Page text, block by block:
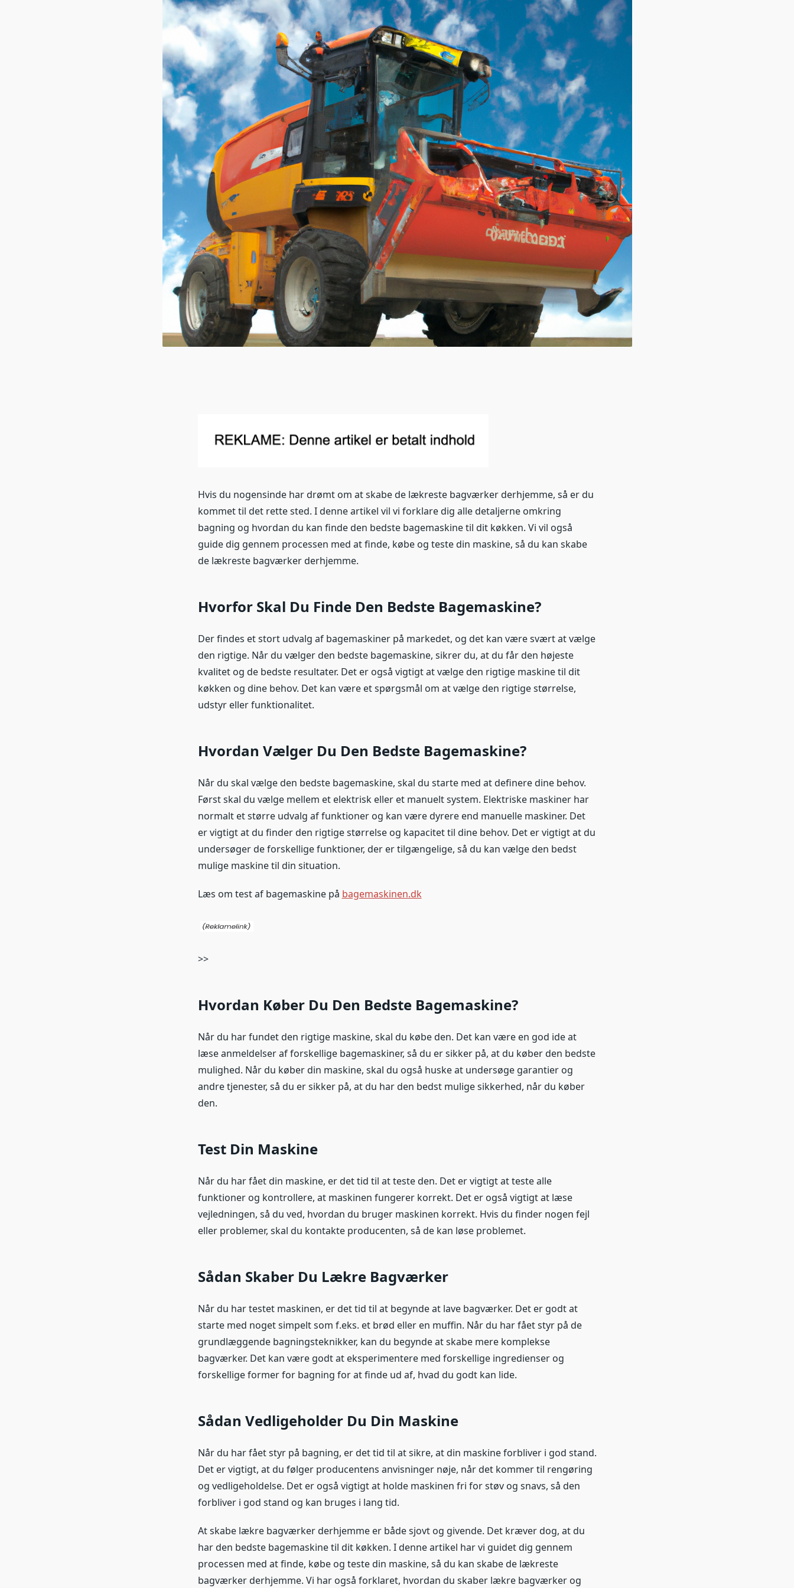
Hvis du nogensinde har drømt om at skabe de lækreste bagværker derhjemme, så er du
kommet til det rette sted. I denne artikel vil vi forklare dig alle detaljerne omkring
bagning og hvordan du kan finde den bedste bagemaskine til dit køkken. Vi vil også
guide dig gennem processen med at finde, købe og teste din maskine, så du kan skabe
de lækreste bagværker derhjemme.
Hvorfor Skal Du Finde Den Bedste Bagemaskine?
Der findes et stort udvalg af bagemaskiner på markedet, og det kan være svært at vælge
den rigtige. Når du vælger den bedste bagemaskine, sikrer du, at du får den højeste
kvalitet og de bedste resultater. Det er også vigtigt at vælge den rigtige maskine til dit
køkken og dine behov. Det kan være et spørgsmål om at vælge den rigtige størrelse,
udstyr eller funktionalitet.
Hvordan Vælger Du Den Bedste Bagemaskine?
Når du skal vælge den bedste bagemaskine, skal du starte med at definere dine behov.
Først skal du vælge mellem et elektrisk eller et manuelt system. Elektriske maskiner har
normalt et større udvalg af funktioner og kan være dyrere end manuelle maskiner. Det
er vigtigt at du finder den rigtige størrelse og kapacitet til dine behov. Det er vigtigt at du
undersøger de forskellige funktioner, der er tilgængelige, så du kan vælge den bedst
mulige maskine til din situation.
Læs om test af bagemaskine på bagemaskinen.dk
>>
Hvordan Køber Du Den Bedste Bagemaskine?
Når du har fundet den rigtige maskine, skal du købe den. Det kan være en god ide at
læse anmeldelser af forskellige bagemaskiner, så du er sikker på, at du køber den bedste
mulighed. Når du køber din maskine, skal du også huske at undersøge garantier og
andre tjenester, så du er sikker på, at du har den bedst mulige sikkerhed, når du køber
den.
Test Din Maskine
Når du har fået din maskine, er det tid til at teste den. Det er vigtigt at teste alle
funktioner og kontrollere, at maskinen fungerer korrekt. Det er også vigtigt at læse
vejledningen, så du ved, hvordan du bruger maskinen korrekt. Hvis du finder nogen fejl
eller problemer, skal du kontakte producenten, så de kan løse problemet.
Sådan Skaber Du Lækre Bagværker
Når du har testet maskinen, er det tid til at begynde at lave bagværker. Det er godt at
starte med noget simpelt som f.eks. et brød eller en muffin. Når du har fået styr på de
grundlæggende bagningsteknikker, kan du begynde at skabe mere komplekse
bagværker. Det kan være godt at eksperimentere med forskellige ingredienser og
forskellige former for bagning for at finde ud af, hvad du godt kan lide.
Sådan Vedligeholder Du Din Maskine
Når du har fået styr på bagning, er det tid til at sikre, at din maskine forbliver i god stand.
Det er vigtigt, at du følger producentens anvisninger nøje, når det kommer til rengøring
og vedligeholdelse. Det er også vigtigt at holde maskinen fri for støv og snavs, så den
forbliver i god stand og kan bruges i lang tid.
At skabe lækre bagværker derhjemme er både sjovt og givende. Det kræver dog, at du
har den bedste bagemaskine til dit køkken. I denne artikel har vi guidet dig gennem
processen med at finde, købe og teste din maskine, så du kan skabe de lækreste
bagværker derhjemme. Vi har også forklaret, hvordan du skaber lækre bagværker og